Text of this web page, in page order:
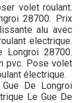
volet roulant.
28700. Prix
alu avec
electrique.
Longroi 28700.
pvc. Pose volet
électrique.
De Longroi
Le Gue De